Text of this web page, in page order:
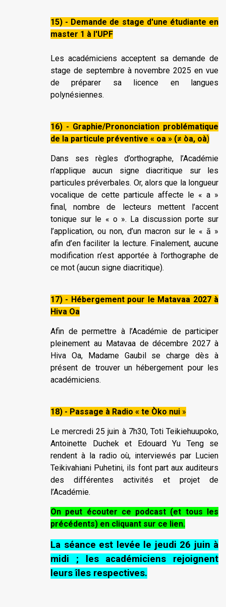
15) - Demande de stage d'une étudiante en
master 1 à l'UPF
Les académiciens acceptent sa demande de
stage de septembre à novembre 2025 en vue
de préparer sa licence en langues
polynésiennes.
16) - Graphie/Prononciation problématique
de la particule préventive « oa » (≠ òa, oà)
Dans ses règles d’orthographe, l’Académie
n’applique aucun signe diacritique sur les
particules préverbales. Or, alors que la longueur
vocalique de cette particule affecte le « a »
final, nombre de lecteurs mettent l’accent
tonique sur le « o ». La discussion porte sur
l’application, ou non, d’un macron sur le « ā »
afin d’en faciliter la lecture. Finalement, aucune
modification n’est apportée à l’orthographe de
ce mot (aucun signe diacritique).
17) - Hébergement pour le Matavaa 2027 à
Hiva Oa
Afin de permettre à l’Académie de participer
pleinement au Matavaa de décembre 2027 à
Hiva Oa, Madame Gaubil se charge dès à
présent de trouver un hébergement pour les
académiciens.
18) - Passage à Radio « te Òko nui »
Le mercredi 25 juin à 7h30, Toti Teikiehuupoko,
Antoinette Duchek et Edouard Yu Teng se
rendent à la radio où, interviewés par Lucien
Teikivahiani Puhetini, ils font part aux auditeurs
des différentes activités et projet de
l’Académie.
On peut écouter ce podcast (et tous les
précédents) en cliquant sur ce lien.
La séance est levée le jeudi 26 juin à
midi ; les académiciens rejoignent
leurs îles respectives.